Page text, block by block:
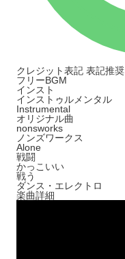
クレジット表記 表記推奨
フリーBGM
インスト
インストゥルメンタル
Instrumental
オリジナル曲
nonsworks
ノンズワークス
Alone
戦闘
かっこいい
戦う
ダンス・エレクトロ
楽曲詳細